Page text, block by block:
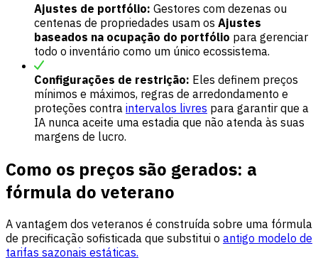
Ajustes de portfólio: Gestores com dezenas ou
centenas de propriedades usam os Ajustes
baseados na ocupação do portfólio para gerenciar
todo o inventário como um único ecossistema.
Configurações de restrição: Eles definem preços
mínimos e máximos, regras de arredondamento e
proteções contra intervalos livres para garantir que a
IA nunca aceite uma estadia que não atenda às suas
margens de lucro.
Como os preços são gerados: a
fórmula do veterano
A vantagem dos veteranos é construída sobre uma fórmula
de precificação sofisticada que substitui o antigo modelo de
tarifas sazonais estáticas.